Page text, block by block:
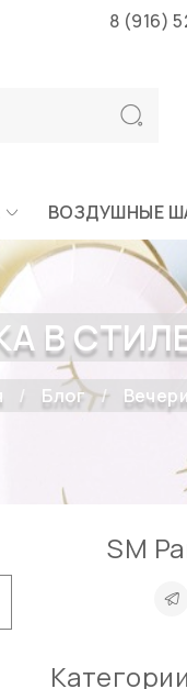
8 (916)
ВОЗДУШНЫЕ
В
Блог
SM
Категории